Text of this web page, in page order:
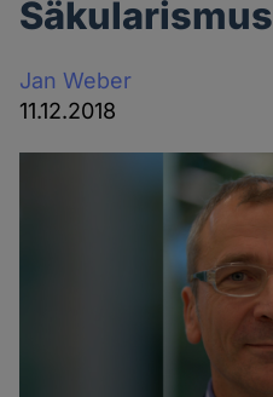
Säkularismus
Jan Weber
11.12.2018